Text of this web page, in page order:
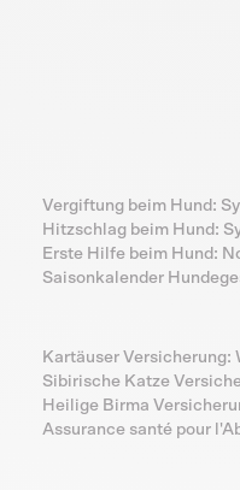
Vergiftung beim Hund:
Notfall richtig handeln
Hitzschlag beim Hund:
Notfall richtig handeln
Erste Hilfe beim Hund:
Ernstfall richtig handeln
Saisonkalender
Kartäuser Versicherung:
gesündesten
beachten musst
Sibirische Katze
Mythos nicht über das
sollte
Heilige Birma
MPS-VI bei der
Assurance santé pour